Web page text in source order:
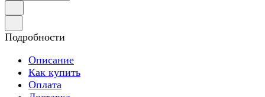
Подробности
Описание
Как купить
Оплата